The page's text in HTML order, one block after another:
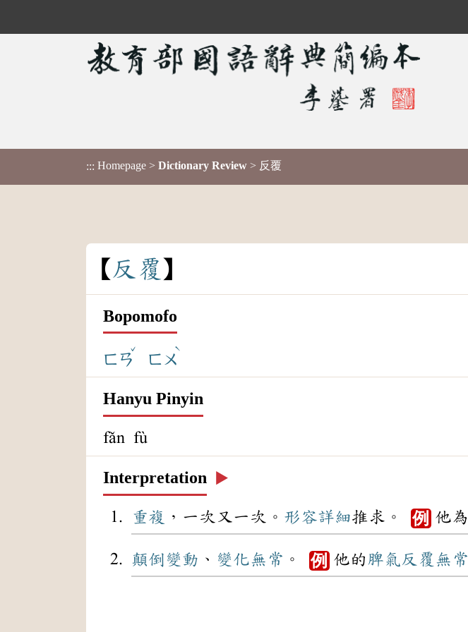
::: Homepage > Dictionary Review > 反覆
反 覆
Bopomofo
ㄈㄢ
ˇ
ㄈㄨ
ˋ
Hanyu Pinyin
fǎn fù
Interpretation ▶️
重複 ，一次又一次。 形容詳細推求。 例 他為
顛倒 變動 、 變化無常 。 例 他的 脾氣反覆無常